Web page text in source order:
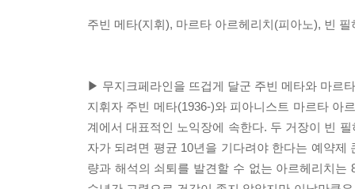
주빈 메타(지휘), 마르타 아르헤리치(피아노), 빈
▶ 무지크페라인을 뜨겁게 달군 주빈 메타와 마르
지휘자 주빈 메타(1936-)와 피아니스트 마르타 아
계에서 대표적인 노익장에 속한다. 두 거장이 빈
자가 되려면 평균 10년을 기다려야 한다는 예약
량과 해석의 쇠퇴를 발견할 수 없는 아르헤리치